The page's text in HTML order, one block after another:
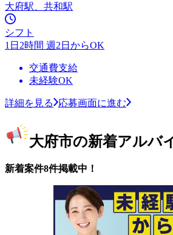
大府駅、共和駅
シフト
1日2時間 週2日からOK
交通費支給
未経験OK
詳細を見る 応募画面に進む
大府市の新着アルバ
新着案件8件掲載中！